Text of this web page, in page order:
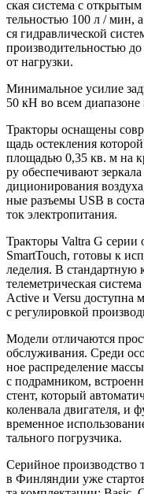
ская систе­ма с
тель­но­стью 100 л / мин,
ся гид­рав­ли­че­ской
про­из­во­ди­тель­но­стью
от нагрузки.
Мини­маль­ное уси­лие
50 кН во всем
Трак­то­ры осна­ще­ны
щадь остек­ле­ния
пло­ща­дью 0,35 кв. м на
ру обес­пе­чи­ва­ют
ди­ци­о­ни­ро­ва­ния
ные разъ­емы USB в
ток электропитания.
Трак­то­ры Valtra G серии
SmartTouch, гото­вы к
ле­де­лия. В стан­дарт­ную
теле­мет­ри­че­ская
Active и Versu доступ­на
с регу­ли­ров­кой
Моде­ли отли­ча­ют­ся
обслу­жи­ва­ния. Сре­ди
ное рас­пре­де­ле­ние
с под­рам­ни­ком,
стент, кото­рый
колен­ва­ла дви­га­те­ля, и
вре­мен­ное
таль­но­го погрузчика.
Серий­ное про­из­вод­ство
в Фин­лян­дии уже